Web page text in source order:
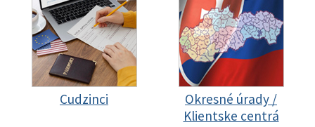
Cudzinci
Okresné úrady /
Klientske centrá